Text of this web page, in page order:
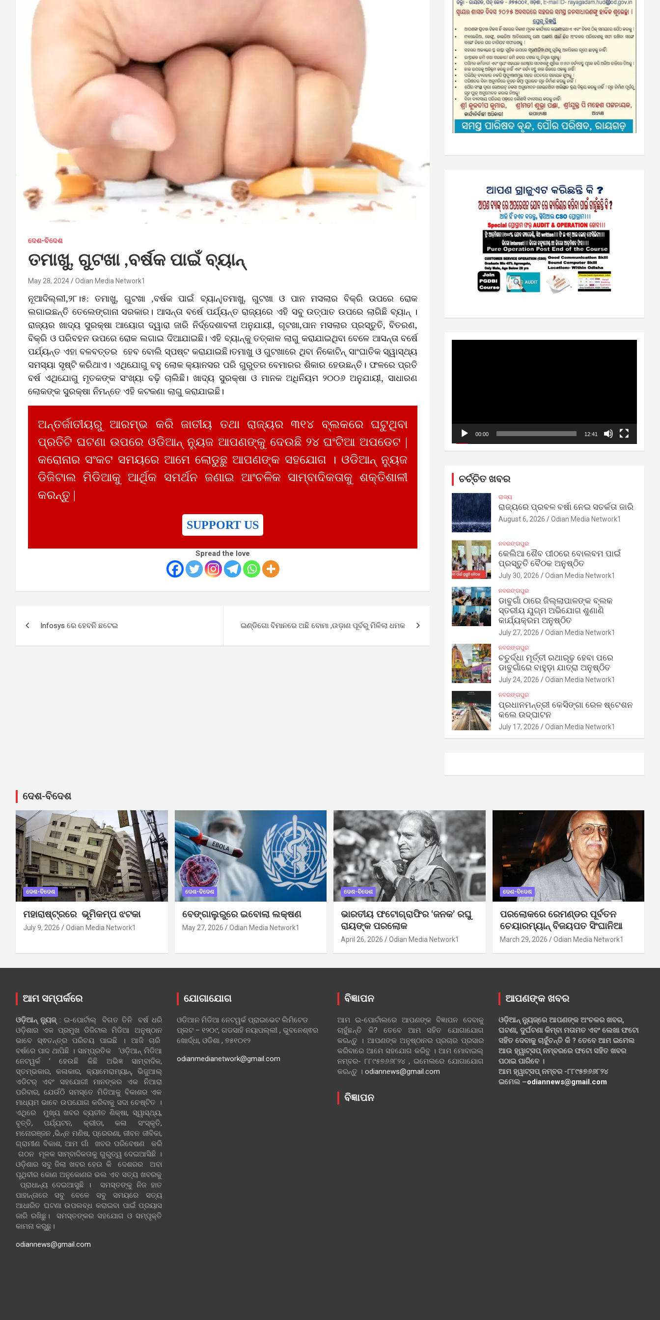
ଦେଶ-ବିଦେଶ
ତମାଖୁ, ଗୁଟଖା ,ବର୍ଷକ ପାଇଁ ବ୍ୟାନ୍‌
May 28, 2024 Odian Media Network1
ନୂଆଦିଲ୍ଲୀ,୨୮।୫: ତମାଖୁ, ଗୁଟଖା ,ବର୍ଷକ ପାଇଁ ବ୍ୟାନ୍‌|ତମାଖୁ, ଗୁଟଖା ଓ ପାନ ମସଲାର ବିକ୍ରି ଉପରେ ରୋକ
ଲଗାଇଛନ୍ତି ତେଲେଙ୍ଗାନା ସରକାର। ଆସନ୍ତା ବର୍ଷେ ପର୍ଯ୍ୟନ୍ତ ରାଜ୍ୟରେ ଏହି ସବୁ ଉତ୍ପାତ ଉପରେ ଲାଗିଛି ବ୍ୟାନ୍‌ ।
ରାଜ୍ୟର ଖାଦ୍ୟ ସୁରକ୍ଷା ଆୟୋଗ ଦ୍ୱାରା ଜାରି ନିର୍ଦ୍ଦେଶାବଳୀ ଅନୁଯାୟୀ, ଗୂଟଖା,ପାନ ମସଲାର ପ୍ରସ୍ତୁତି, ବିତରଣ,
ବିକ୍ରି ଓ ପରିବହନ ଉପରେ ରୋକ ଲଗାଇ ଦିଆଯାଇଛି। ଏହି ବ୍ୟାନ୍‌କୁ ତତ୍‌କାଳ ଲାଗୁ କରାଯାଇଥିବା ବେଳେ ଆସନ୍ତା ବର୍ଷେ
ପର୍ଯ୍ୟନ୍ତ ଏହା ବଳବତ୍ତର ହେବ ବୋଲି ସ୍ପଷ୍ଟ କରାଯାଇଛି।ତମାଖୁ ଓ ଗୁଟଖାରେ ଥିବା ନିକୋଟିନ୍‌ ସାଂଘାତିକ ସ୍ୱାସ୍ଥ୍ୟ
ସମସ୍ୟା ସୃଷ୍ଟି କରିଥାଏ। ଏଥିଯୋଗୁ ବହୁ ଲୋକ କ୍ୟାନସର ପରି ଗୁରୁତର ବେମାରର ଶିକାର ହେଉଛନ୍ତି। ଫଳରେ ପ୍ରତି
ବର୍ଷ ଏଥିଯୋଗୁ ମୃତକଙ୍କ ସଂଖ୍ୟା ବଢ଼ି ଚାଲିଛି। ଖାଦ୍ୟ ସୁରକ୍ଷା ଓ ମାନକ ଅଧିନିୟମ ୨୦୦୬ ଅନୁଯାୟୀ, ସାଧାରଣ
ଲୋକଙ୍କ ସୁରକ୍ଷା ନିମନ୍ତେ ଏହି କଟକଣା ଲାଗୁ କରାଯାଇଛି।
ଅନ୍ତର୍ଜାତୀୟରୁ ଆରମ୍ଭ କରି ଜାତୀୟ ତଥା ରାଜ୍ୟର ୩୧୪ ବ୍ଲକରେ ଘଟୁଥିବା
ପ୍ରତିଟି ଘଟଣା ଉପରେ ଓଡିଆନ୍ ନ୍ୟୁଜ ଆପଣଙ୍କୁ ଦେଉଛି ୨୪ ଘଂଟିଆ ଅପଡେଟ |
କରୋନାର ସଂକଟ ସମୟରେ ଆମେ ଲୋଡୁଛୁ ଆପଣଙ୍କ ସହଯୋଗ । ଓଡିଆନ୍ ନ୍ୟୁଜ
ଡିଜିଟାଲ ମିଡିଆକୁ ଆର୍ଥିକ ସମର୍ଥନ ଜଣାଇ ଆଂଚଳିକ ସାମ୍ବାଦିକତାକୁ ଶକ୍ତିଶାଳୀ
କରନ୍ତୁ |
SUPPORT US
Spread the love
Infosys ରେ ହେବନି ଛଟେଇ ଇଣ୍ଡିଗୋ ବିମାନରେ ଅଛି ବୋମା ,ଉଡ଼ାଣ ପୂର୍ବରୁ ମିଳିଲା ଧମକ
00:00 12:41
ଚର୍ଚ୍ଚିତ ଖବର
ରାଜ୍ୟ
ରାଜ୍ୟରେ ପ୍ରବଳ ବର୍ଷା ନେଇ ସତର୍କତା ଜାରି
August 6, 2026 Odian Media Network1
ନବରଙ୍ଗପୁର
କେଲିଆ ଶୈବ ପୀଠରେ ବୋଲବମ ପାଇଁ
ପ୍ରସ୍ତୁତି ବୈଠକ ଅନୁଷ୍ଠିତ
July 30, 2026 Odian Media Network1
ନବରଙ୍ଗପୁର
ଡାବୁଗାଁ ଠାରେ ଜିଲ୍ଲାପାଳଙ୍କ ବ୍ଲକ
ସ୍ତରୀୟ ଯୁଗ୍ମ ଅଭିଯୋଗ ଶୁଣାଣି
କାର୍ଯ୍ୟକ୍ରମ ଅନୁଷ୍ଠିତ
July 27, 2026 Odian Media Network1
ନବରଙ୍ଗପୁର
ଚତୁର୍ଦ୍ଧା ମୂର୍ତ୍ତୀ ରଥାରୂଢ଼ ହେବା ପରେ
ଡାବୁଗାଁରେ ବାହୁଡ଼ା ଯାତ୍ରା ଅନୁଷ୍ଠିତ
July 24, 2026 Odian Media Network1
ନବରଙ୍ଗପୁର
ପ୍ରଧାନମନ୍ତ୍ରୀ କେସିଙ୍ଗା ରେଳ ଷ୍ଟେଶନ
କଲେ ଉଦ୍‌ଘାଟନ
July 17, 2026 Odian Media Network1
ଦେଶ-ବିଦେଶ
ଦେଶ-ବିଦେଶ
ମହାରାଷ୍ଟ୍ରରେ ଭୂମିକମ୍ପ ଝଟକା
July 9, 2026 Odian Media Network1
ଦେଶ-ବିଦେଶ
ବେଙ୍ଗାଲୁରୁରେ ଇବୋଲା ଲକ୍ଷଣ
May 27, 2026 Odian Media Network1
ଦେଶ-ବିଦେଶ
ଭାରତୀୟ ଫଟୋଗ୍ରାଫିର ‘ଜନକ’ ରଘୁ
ରାୟଙ୍କ ପରଲୋକ
April 26, 2026 Odian Media Network1
ଦେଶ-ବିଦେଶ
ପରଲୋକରେ ରେମଣ୍ଡର ପୂର୍ବତନ
ଚେୟାରମ୍ୟାନ୍ ବିଜୟପତ ସିଂଘାନିଆ
March 29, 2026 Odian Media Network1
ଆମ ସମ୍ପର୍କରେ
ଓଡ଼ିଆନ୍‍ ନ୍ୟୁଜ୍‍: ଇ-ପୋର୍ଟାଲ୍ ବିଗତ ତିନି ବର୍ଷ ଧରି
ଓଡ଼ିଶାର ଏକ ପ୍ରମୁଖ ଡିଜିଟାଲ ମିଡିଆ ଅନୁଷ୍ଠାନ
ଭାବେ ସ୍ଵତନ୍ତ୍ର ପରିଚୟ ପାଇଛି । ଆଜି ଚାରି
ବର୍ଷରେ ପାଦ ଥାପିଛି । ସାମ୍ପ୍ରତିକ ‘ଓଡ଼ିଆନ୍‍ ମିଡିଆ
ନେଟୱର୍କ ’ ହେଉଛି କିଛି ଅଭିଜ୍ଞ ସାମ୍ବାଦିକ,
ସ୍ତମ୍ଭକାର, କଳାକାର, କ୍ୟାମେରାମ୍ୟାନ୍, ଭିଜୁଆଲ୍
ଏଡିଟର୍ ଏବଂ ସହଯୋଗୀ ମାନଙ୍କର ଏକ ନିଆରା
ପରିବାର, ଯେଉଁଠି ସମସ୍ତେ ମିଡିଆକୁ ବିକାଶର ଏକ
ମାଧ୍ୟମ ଭାବେ ଉପଯୋଗ କରିବାକୁ ସଦା ଚେଷ୍ଟିତ ।
ଏଥିରେ ମୁଖ୍ୟ ଖବର ବ୍ୟତୀତ ଶିକ୍ଷା, ସ୍ୱାସ୍ଥ୍ୟ,
ବୃତ୍ତି, ପର୍ଯ୍ୟଟନ, କ୍ରୀଡା, କଳା ସଂସ୍କୃତି,
ମନୋରଞ୍ଜନ ,ଭିନ୍ନ ମଣିଷ, ପ୍ରେରଣା, ଜୀବନ ଜୀବିକା,
ଗ୍ରାମୀଣ ବିକାଶ, ଆମ ଗାଁ ଖବର ପରିବେଷଣ କରି
ଗଠନ ମୂଳକ ସାମ୍ବାଦିକତାକୁ ଗୁରୁତ୍ୱ ଦେଇଆସିଛି ।
ଓଡ଼ିଶାର ସବୁ ଜିଲା ଖବର ହେଉ କି ଦେଶରର ଅବା
ପୃଥିବୀର କୋଣ ଅନୁକୋଣର ଭଲ ଏବ ସତ୍ୟ ଖବରକୁ
ପ୍ରାଧାନ୍ୟ ଦେଇଆସୁଛି । ସମସ୍ତଙ୍କୁ ନିଜ ହାତ
ପାହାନ୍ତାରେ ସବୁ ବେଳେ ସବୁ ସମୟରେ ସତ୍ୟ
ଆଧାରିତ ଘଟଣା ଉପଲବ୍ଧ କରାଇବା ପାଇଁ ପ୍ରୟାସ
ଜାରି ରଖିଛୁ। ସମସ୍ତଙ୍କର ସହଯୋଗ ଓ ସମ୍ପୃକ୍ତି
କାମନା କରୁଛୁ।
odiannews@gmail.com
ଯୋଗାଯୋଗ
ଓଡିଆନ ମିଡିଆ ନେଟୱର୍କ ପ୍ରାଇଭେଟ ଲିମିଟେଡ
ପ୍ଲଟ – ୧୨୦୯, ଗଡସାହି ନୟାପଲ୍ଲୀ , ଭୁବନେଶ୍ଵର
ଖୋର୍ଦ୍ଧା, ଓଡିଶା , ୭୫୧୦୧୨
odianmedianetwork@gmail.com
ବିଜ୍ଞାପନ
ଆମ ଇ-ପୋର୍ଟାଲରେ ଆପଣଙ୍କ ବିଜ୍ଞାପନ ଦେବାକୁ
ଚାହୁଁଛନ୍ତି କି? ତେବେ ଆମ ସହିତ ଯୋଗାଯୋଗ
କରନ୍ତୁ । ଆପଣଙ୍କ ଅନୁଷ୍ଠାନର ପ୍ରଚାର ପ୍ରସାର
କରିବାରେ ଆମେ ସହଯୋଗ କରିବୁ । ଆମ ମୋବାଇଲ୍
ନମ୍ବର- ୮୮୯୫୭୬୬୮୨୪ , ଇମେଲରେ ଯୋଗାଯୋଗ
କରନ୍ତୁ । odiannews@gmail.com
ବିଜ୍ଞାପନ
ଆପଣଙ୍କ ଖବର
ଓଡ଼ିଆନ୍ ନ୍ୟୁଜ୍‌ରେ ଆପଣଙ୍କ ଅଂଚଳର ଖବର,
ଘଟଣା, ଦୁର୍ଘଟଣା କିମ୍ବା ମତାମତ ଏବଂ ଲେଖା ଫଟୋ
ସହିତ ଦେବାକୁ ଚାହୁଁଚନ୍ତି କି ? ତେବେ ଆମ ଇମେଲ
ଆଉ ହ୍ୱାଟ୍‌ସପ୍ ନମ୍ବରରେ ଫଟୋ ସହିତ ଖବର
ପଠାଇ ପାରିବେ ।
ଆମ ହ୍ୱାଟ୍‌ସପ୍ ନମ୍ବର -୮୮୯୫୭୬୬୮୨୪
ଇମେଲ –odiannews@gmail.com